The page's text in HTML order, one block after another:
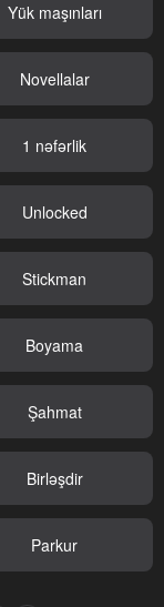
Yük maşınları
Novellalar
1 nəfərlik
Unlocked
Stickman
Boyama
Şahmat
Birləşdir
Parkur